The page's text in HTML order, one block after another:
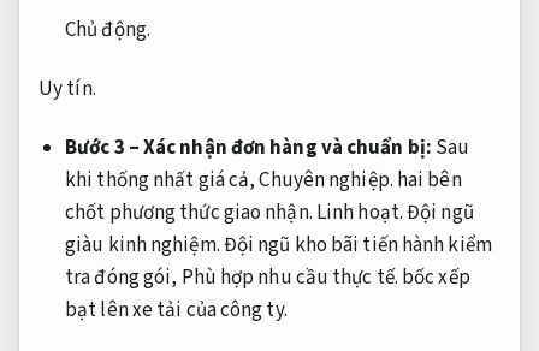
Chủ động.
Uy tín.
Bước 3 – Xác nhận đơn hàng và chuẩn bị: Sau
khi thống nhất giá cả,Chuyên nghiệp. hai bên
chốt phương thức giao nhận. Linh hoạt.Đội ngũ
giàu kinh nghiệm.Đội ngũ kho bãi tiến hành kiểm
tra đóng gói, Phù hợp nhu cầu thực tế. bốc xếp
bạt lên xe tải của công ty.